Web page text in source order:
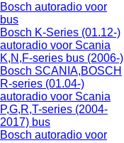
Bosch autoradio voor
bus
Bosch K-Series (01.12-)
autoradio voor Scania
K,N,F-series bus (2006-)
Bosch SCANIA,BOSCH
R-series (01.04-)
autoradio voor Scania
P,G,R,T-series (2004-
2017) bus
Bosch autoradio voor